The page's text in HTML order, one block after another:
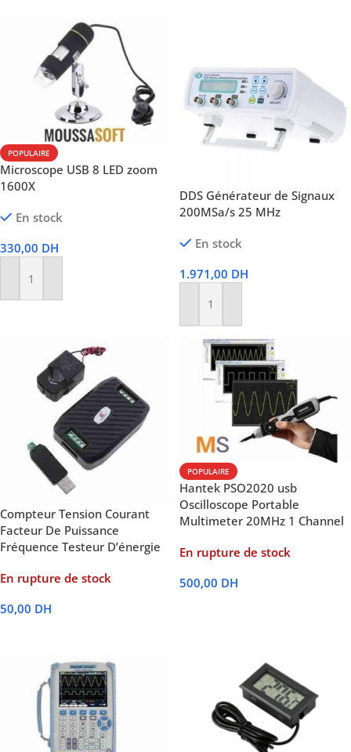
POPULAIRE
Microscope USB 8 LED zoom
1600X
En stock
330,00 DH
Ajouter Au Panier
DDS Générateur de Signaux
200MSa/s 25 MHz
En stock
1.971,00 DH
Ajouter Au Panier
Compteur Tension Courant
Facteur De Puissance
Fréquence Testeur D’énergie
En rupture de stock
50,00 DH
POPULAIRE
Hantek PSO2020 usb
Oscilloscope Portable
Multimeter 20MHz 1 Channel
En rupture de stock
500,00 DH